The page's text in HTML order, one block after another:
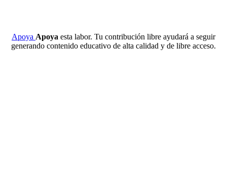
Apoya Apoya esta labor. Tu contribución libre ayudará a seguir
generando contenido educativo de alta calidad y de libre acceso.